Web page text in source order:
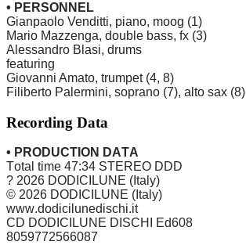
• PERSONNEL
Gianpaolo Venditti, piano, moog (1)
Mario Mazzenga, double bass, fx (3)
Alessandro Blasi, drums
featuring
Giovanni Amato, trumpet (4, 8)
Filiberto Palermini, soprano (7), alto sax (8)
Recording Data
• PRODUCTION DATA
Total time 47:34 STEREO DDD
? 2026 DODICILUNE (Italy)
© 2026 DODICILUNE (Italy)
www.dodicilunedischi.it
CD DODICILUNE DISCHI Ed608
8059772566087